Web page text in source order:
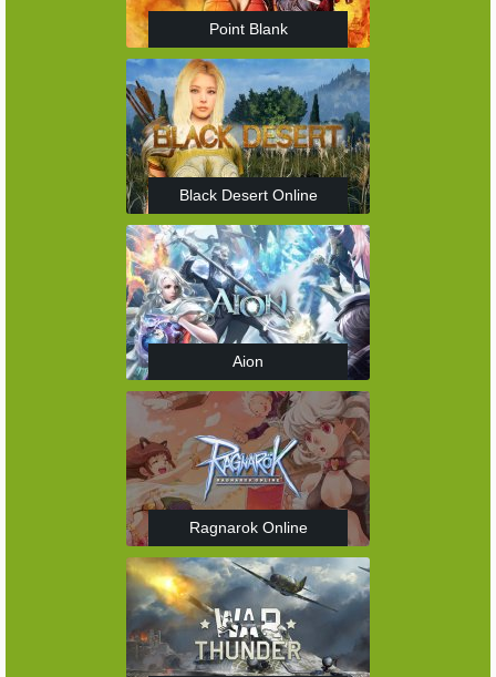
Point Blank
Black Desert Online
Aion
Ragnarok Online